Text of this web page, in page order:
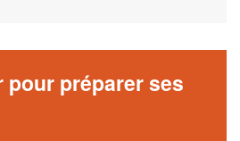
pour préparer ses